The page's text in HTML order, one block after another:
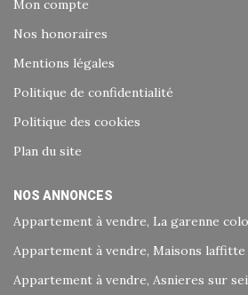
Mon compte
Nos honoraires
Mentions légales
Politique de confidentialité
Politique des cookies
Plan du site
NOS ANNONCES
Appartement à vendre, La garenne
Appartement à vendre, Maisons laffitte
Appartement à vendre, Asnieres sur